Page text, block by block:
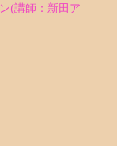
(講師：新田ア